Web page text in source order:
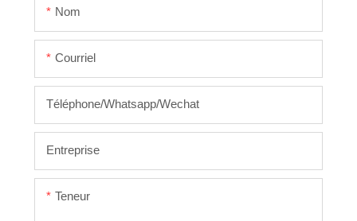
Nom
Courriel
Téléphone/Whatsapp/Wechat
Entreprise
Teneur